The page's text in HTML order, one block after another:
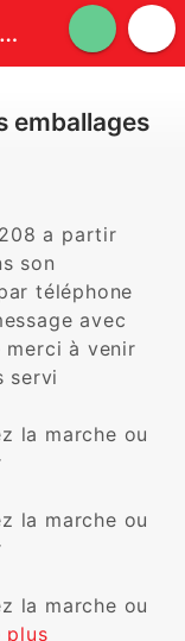
pompe a eau 208 neuf dans emballages , bien lire
emballages
a partir
son
téléphone
avec
à venir
servi
la marche ou
la marche ou
la marche ou
plus